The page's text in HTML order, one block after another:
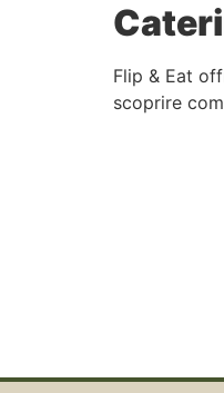
Flip & Eat
scoprire